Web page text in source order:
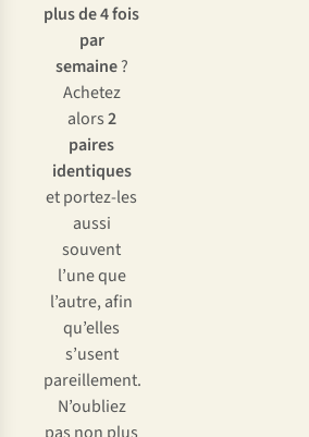
plus de 4 fois
par
semaine?
Achetez
alors2
paires
identiques
et portez-les
aussi
souvent
l’une que
l’autre, afin
qu’elles
s’usent
pareillement.
N’oubliez